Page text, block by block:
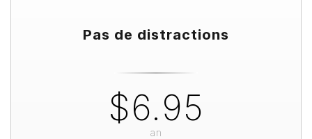
Pas de distractions
$6.95
an